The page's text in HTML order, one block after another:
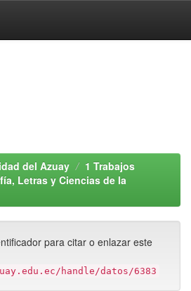
del Azuay
1 Trabajos
Letras y Ciencias de la
para citar o enlazar este
handle/datos/6383